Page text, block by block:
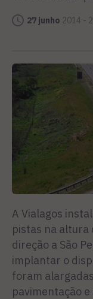
27 junho 2014 -
A Vialagos
pistas na altura
direção a São
implantar o
foram
pavimentação